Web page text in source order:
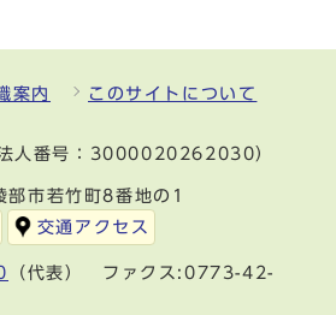
案内 このサイトについて
法人番号：3000020262030）
市若竹町8番地の1
交通アクセス
（代表） ファクス:0773-42-